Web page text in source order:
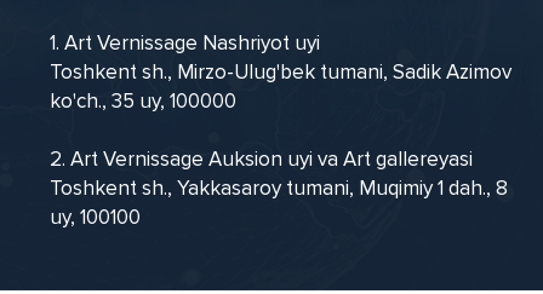
1. Art Vernissage Nashriyot uyi
Toshkent sh., Mirzo-Ulug'bek tumani, Sadik Azimov
ko'ch., 35 uy, 100000
2. Art Vernissage Auksion uyi va Art gallereyasi
Toshkent sh., Yakkasaroy tumani, Muqimiy 1 dah., 8
uy, 100100